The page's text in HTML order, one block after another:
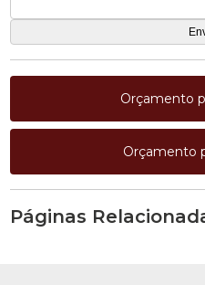
Orçamento
Orçamento
Páginas